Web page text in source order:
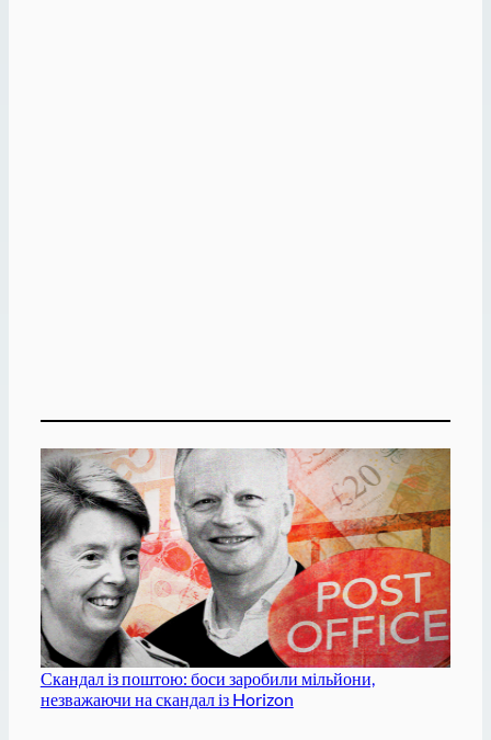
Скандал із поштою: боси заробили мільйони,
незважаючи на скандал із Horizon